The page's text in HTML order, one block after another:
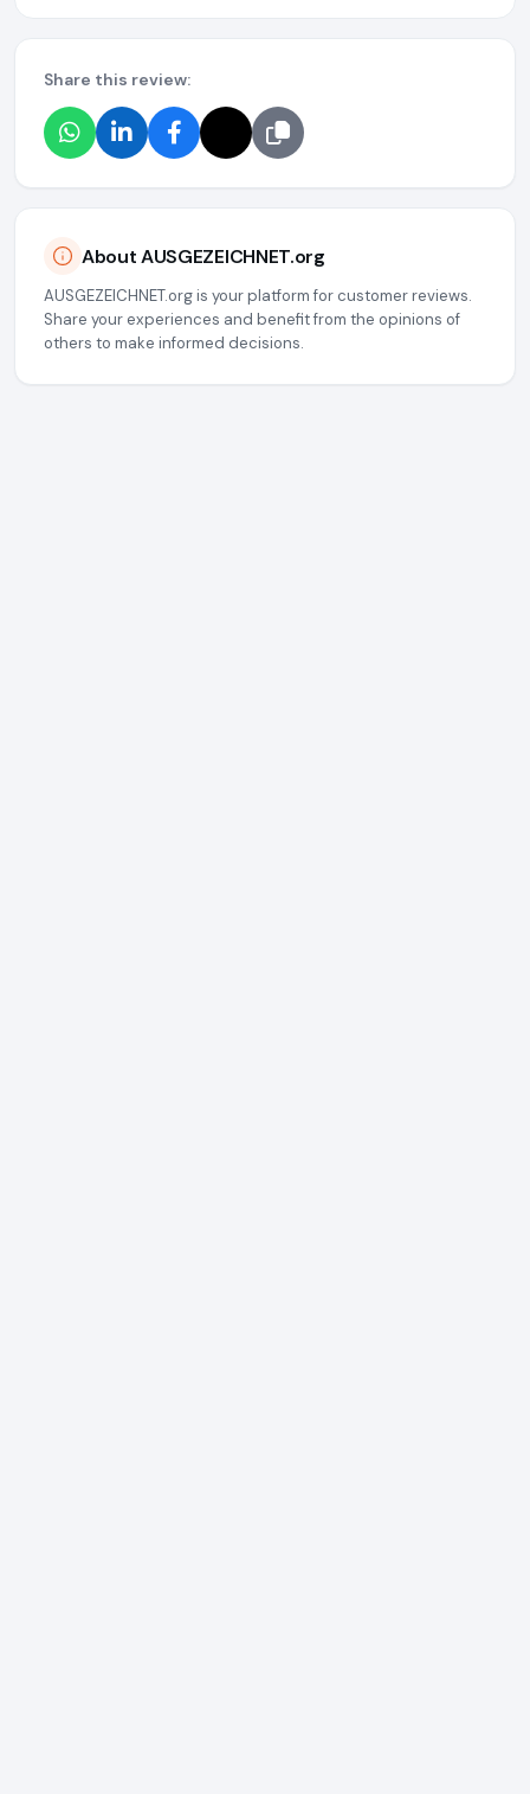
Share this review:
About AUSGEZEICHNET.org
AUSGEZEICHNET.org is your platform for customer reviews.
Share your experiences and benefit from the opinions of
others to make informed decisions.